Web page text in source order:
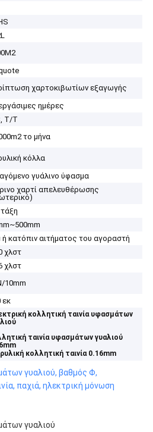
χαρτοκιβωτίων εξαγωγής
ημέρες
T/T
το μήνα
κόλλα
γυάλινο ύφασμα
χαρτί απελευθέρωσης
ή κατόπιν αιτήματος του αγοραστή
χλστ
χλστ
10mm
εκ
κολλητική ταινία υφασμάτων
ταινία υφασμάτων γυαλιού
κολλητική ταινία 0.16mm
γυαλιού, βαθμός Φ,
παχιά, ηλεκτρική μόνωση
γυαλιού